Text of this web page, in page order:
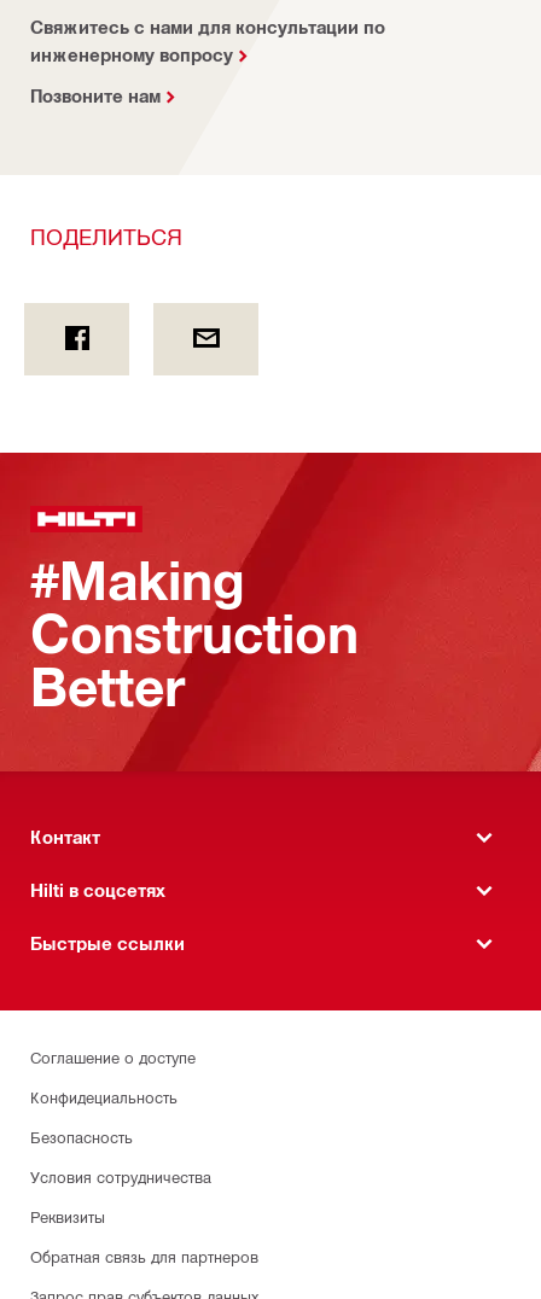
Свяжитесь с нами для консультации по
инженерному вопросу
Позвоните нам
ПОДЕЛИТЬСЯ
#Making
Construction
Better
Контакт
Hilti в соцсетях
Быстрые ссылки
Соглашение о доступе
Конфидециальность
Безопасность
Условия сотрудничества
Реквизиты
Обратная связь для партнеров